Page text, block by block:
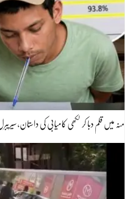
منہ میں قلم دبا کر لکھی کامیابی کی داستان،